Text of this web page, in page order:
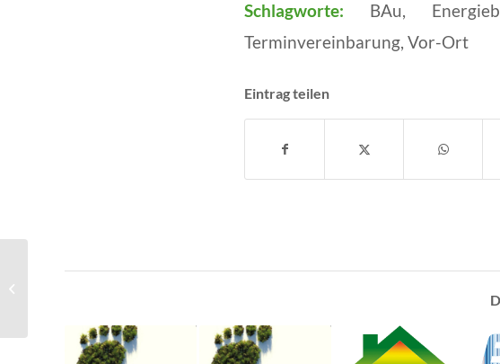
Schlagworte: BAu,
Terminvereinbarung, Vor-Ort
Eintrag teilen